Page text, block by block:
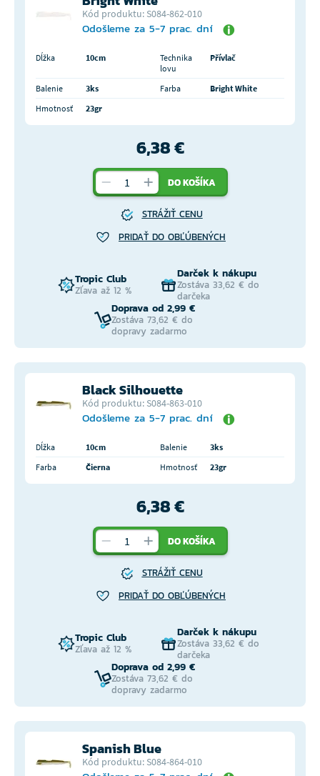
Kód produktu: S084-862-010
Odošleme za 5-7 prac. dní
Dĺžka 10cm
Technika
lovu
Přívlač
Balenie 3ks Farba
Bright White
Hmotnosť
23gr
6,38 €
DO KOŠÍKA
STRÁŽIŤ CENU
PRIDAŤ DO OBĽÚBENÝCH
Tropic Club
Zľava až 12 %
Darček k nákupu
Zostáva 33,62 € do
darčeka
Doprava od 2,99 €
Zostáva 73,62 € do
dopravy zadarmo
Black Silhouette
Kód produktu: S084-863-010
Odošleme za 5-7 prac. dní
Dĺžka 10cm Balenie
3ks
Farba
Čierna Hmotnosť 23gr
6,38 €
DO KOŠÍKA
STRÁŽIŤ CENU
PRIDAŤ DO OBĽÚBENÝCH
Tropic Club
Zľava až 12 %
Darček k nákupu
Zostáva 33,62 € do
darčeka
Doprava od 2,99 €
Zostáva 73,62 € do
dopravy zadarmo
Spanish Blue
Kód produktu: S084-864-010